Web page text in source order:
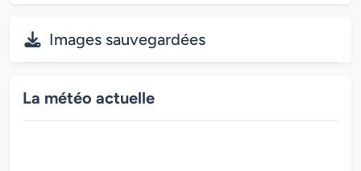
Images sauvegardées
La météo actuelle